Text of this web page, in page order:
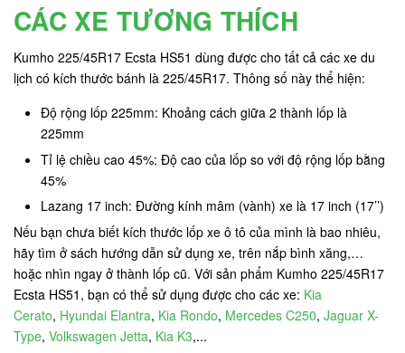
CÁC XE TƯƠNG THÍCH
Kumho 225/45R17 Ecsta HS51 dùng được cho tất cả các xe du
lịch có kích thước bánh là 225/45R17. Thông số này thể hiện:
Độ rộng lốp 225mm: Khoảng cách giữa 2 thành lốp là
225mm
Tỉ lệ chiều cao 45%: Độ cao của lốp so với độ rộng lốp bằng
45%
Lazang 17 inch: Đường kính mâm (vành) xe là 17 inch (17’’)
Nếu bạn chưa biết kích thước lốp xe ô tô của mình là bao nhiêu,
hãy tìm ở sách hướng dẫn sử dụng xe, trên nắp bình xăng,…
hoặc nhìn ngay ở thành lốp cũ. Với sản phẩm Kumho 225/45R17
Ecsta HS51, bạn có thể sử dụng được cho các xe: Kia
Cerato, Hyundai Elantra, Kia Rondo, Mercedes C250, Jaguar X-
Type, Volkswagen Jetta, Kia K3,...